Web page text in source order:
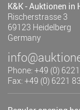
K&K - Auktionen in
Rischerstrasse 3
69123 Heidelberg
Germany
Phone: +49 (0)
Fax: +49 (0) 6221